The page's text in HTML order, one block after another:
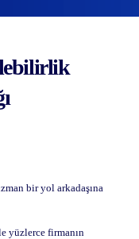
bir yol arkadaşına
yüzlerce firmanın